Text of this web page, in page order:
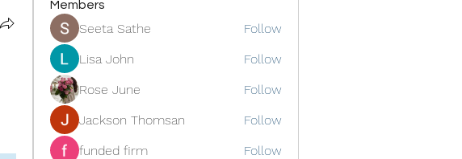
Members
Seeta Sathe
Follow
Lisa John
Follow
Rose June
Follow
Jackson Thomsan
Follow
funded firm
Follow